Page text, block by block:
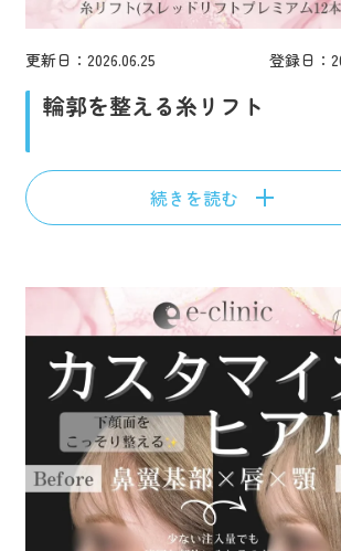
更新日：2026.06.25 登録日：
輪郭を整える糸リフト
続きを読む